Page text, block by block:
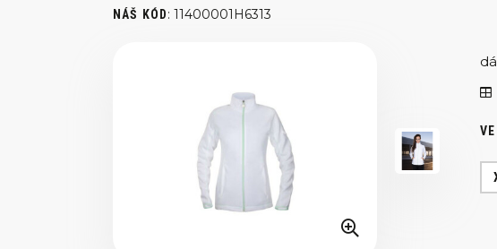
NÁŠ KÓD:11400001H6313